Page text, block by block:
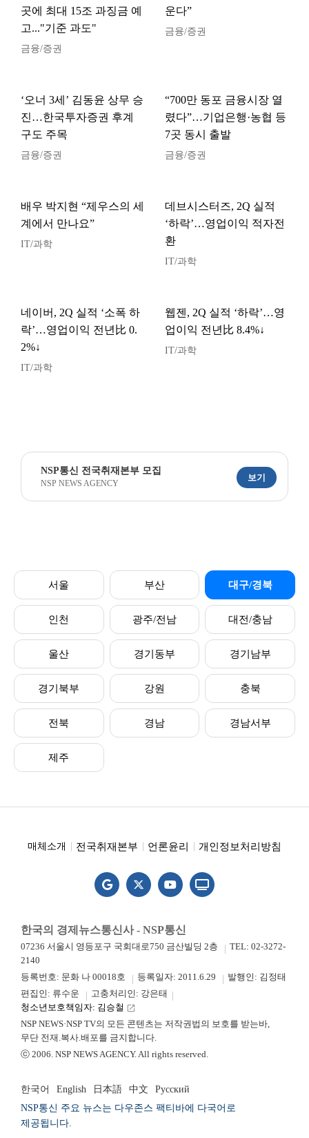
곳에 최대 15조 과징금 예
고..."기준 과도"
금융/증권
운다”
금융/증권
‘오너 3세’ 김동윤 상무 승
진…한국투자증권 후계
구도 주목
금융/증권
“700만 동포 금융시장 열
렸다”…기업은행·농협 등
7곳 동시 출발
금융/증권
배우 박지현 “제우스의 세
계에서 만나요”
IT/과학
데브시스터즈, 2Q 실적
‘하락’…영업이익 적자전
환
IT/과학
네이버, 2Q 실적 ‘소폭 하
락’…영업이익 전년比 0.
2%↓
IT/과학
웹젠, 2Q 실적 ‘하락’…영
업이익 전년比 8.4%↓
IT/과학
NSP통신 전국취재본부 모집
NSP NEWS AGENCY
보기
서울 부산 대구/경북
인천 광주/전남 대전/충남
울산 경기동부 경기남부
경기북부 강원 충북
전북 경남 경남서부
제주
매체소개 전국취재본부 언론윤리 개인정보처리방침
한국의 경제뉴스통신사 - NSP통신
07236 서울시 영등포구 국회대로750 금산빌딩 2층
TEL: 02-3272-
2140
등록번호: 문화 나 00018호
등록일자: 2011.6.29
발행인: 김정태
편집인: 류수운
고충처리인: 강은태
청소년보호책임자: 김승철 launch
NSP NEWS·NSP TV의 모든 콘텐츠는 저작권법의 보호를 받는바,
무단 전재.복사.배포를 금지합니다.
ⓒ 2006. NSP NEWS AGENCY. All rights reserved.
한국어 English 日本語 中文
Русский
NSP통신 주요 뉴스는 다우존스 팩티바에 다국어로
제공됩니다.